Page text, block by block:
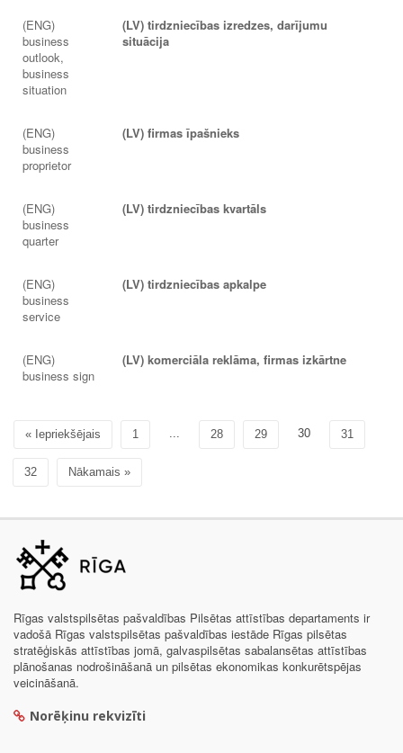
(ENG)
business
outlook,
business
situation
(LV) tirdzniecības izredzes, darījumu
situācija
(ENG)
business
proprietor
(LV) firmas īpašnieks
(ENG)
business
quarter
(LV) tirdzniecības kvartāls
(ENG)
business
service
(LV) tirdzniecības apkalpe
(ENG)
business sign
(LV) komerciāla reklāma, firmas izkārtne
« Iepriekšējais 1 28 29 30 31
32 Nākamais »
Rīgas valstspilsētas pašvaldības Pilsētas attīstības departaments ir
vadošā Rīgas valstspilsētas pašvaldības iestāde Rīgas pilsētas
stratēģiskās attīstības jomā, galvaspilsētas sabalansētas attīstības
plānošanas nodrošināšanā un pilsētas ekonomikas konkurētspējas
veicināšanā.
Norēķinu rekvizīti